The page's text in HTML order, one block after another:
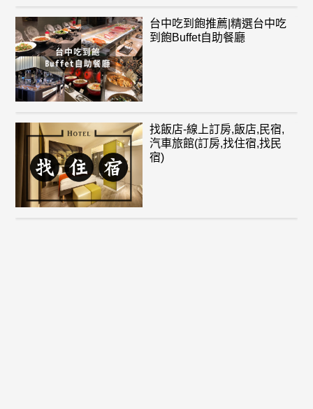
台中吃到飽推薦|精選台中吃
到飽Buffet自助餐廳
找飯店-線上訂房,飯店,民宿,
汽車旅館(訂房,找住宿,找民
宿)